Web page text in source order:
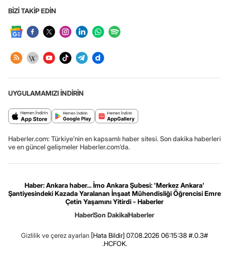
BİZİ TAKİP EDİN
UYGULAMAMIZI İNDİRİN
Haberler.com: Türkiye’nin en kapsamlı haber sitesi. Son dakika haberleri
ve en güncel gelişmeler Haberler.com’da.
Haber: Ankara haber... İmo Ankara Şubesi: 'Merkez Ankara'
Şantiyesindeki Kazada Yaralanan İnşaat Mühendisliği Öğrencisi Emre
Çetin Yaşamını Yitirdi - Haberler
HaberSon DakikaHaberler
Gizlilik ve çerez ayarları [Hata Bildir] 07.08.2026 06:15:38 #.0.3#
.HCFOK.